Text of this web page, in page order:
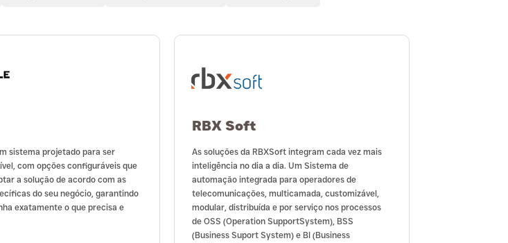
sistema projetado para ser
com opções configuráveis que
a solução de acordo com as
do seu negócio, garantindo
exatamente o que precisa e
RBX Soft
As soluções da RBXSoft integram cada vez mais
inteligência no dia a dia. Um Sistema de
automação integrada para operadores de
telecomunicações, multicamada, customizável,
modular, distribuída e por serviço nos processos
de OSS (Operation SupportSystem), BSS
(Business Suport System) e BI (Business